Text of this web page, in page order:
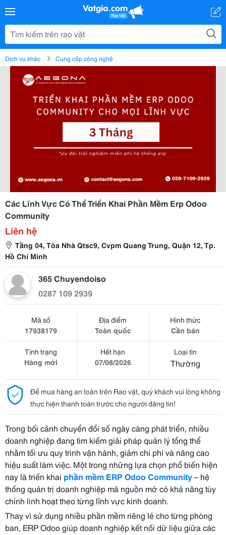
Dịch vụ khác Cung cấp công nghệ
Các Lĩnh Vực Có Thể Triển Khai Phần Mềm Erp Odoo
Community
Liên hệ
Tầng 04, Tòa Nhà Qtsc9, Cvpm Quang Trung, Quận 12, Tp.
Hồ Chí Minh
365 Chuyendoiso
0287 109 2939
Mã số
17938179
Địa điểm
Toàn quốc
Hình thức
Cần bán
Tình trạng
Hàng mới
Hết hạn
07/08/2026
Loại tin
Thường
Để mua hàng an toàn trên Rao vặt, quý khách vui lòng không
thực hiện thanh toán trước cho người đăng tin!
Trong bối cảnh chuyển đổi số ngày càng phát triển, nhiều
doanh nghiệp đang tìm kiếm giải pháp quản lý tổng thể
nhằm tối ưu quy trình vận hành, giảm chi phí và nâng cao
hiệu suất làm việc. Một trong những lựa chọn phổ biến hiện
nay là triển khai phần mềm ERP Odoo Community– hệ
thống quản trị doanh nghiệp mã nguồn mở có khả năng tùy
chỉnh linh hoạt theo từng lĩnh vực kinh doanh.
Thay vì sử dụng nhiều phần mềm riêng lẻ cho từng phòng
ban, ERP Odoo giúp doanh nghiệp kết nối dữ liệu giữa các